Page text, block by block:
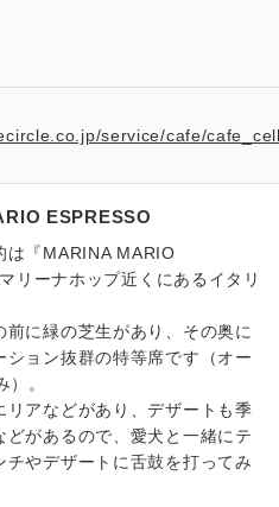
service/cafe/
ESPRESSO
は『MARINA MARIO
リーナホップ近くにあるイタリ
に緑の芝生があり、その奥に
ョン抜群の特等席です（オー
。
リアなどがあり、デザートも季
があるので、愛犬と一緒にテ
やデザートに舌鼓を打ってみ